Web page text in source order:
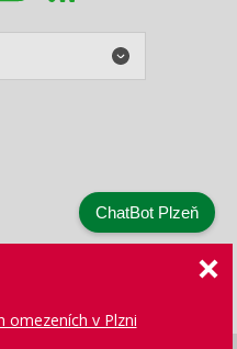
omezeních v Plzni
ChatBot Plzeň